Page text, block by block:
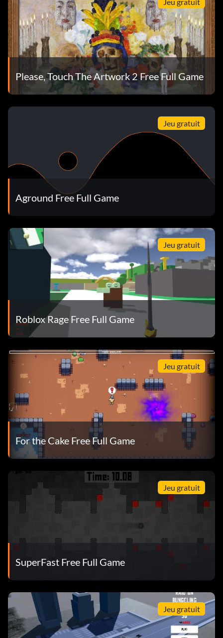
Please, Touch The Artwork 2 Free Full Game
Jeu gratuit
Aground Free Full Game
Jeu gratuit
Roblox Rage Free Full Game
Jeu gratuit
For the Cake Free Full Game
Jeu gratuit
SuperFast Free Full Game
Jeu gratuit